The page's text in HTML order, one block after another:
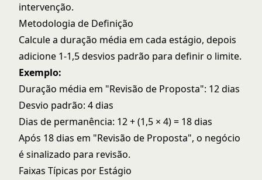
intervenção.
Metodologia de Definição
Calcule a duração média em cada estágio, depois
adicione 1-1,5 desvios padrão para definir o limite.
Exemplo:
Duração média em "Revisão de Proposta": 12 dias
Desvio padrão: 4 dias
Dias de permanência: 12 + (1,5 × 4) = 18 dias
Após 18 dias em "Revisão de Proposta", o negócio
é sinalizado para revisão.
Faixas Típicas por Estágio